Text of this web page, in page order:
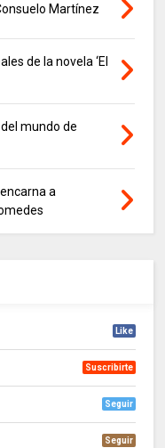
Martínez
de la novela ‘El
mundo de
a
Like
Suscribirte
Seguir
Seguir